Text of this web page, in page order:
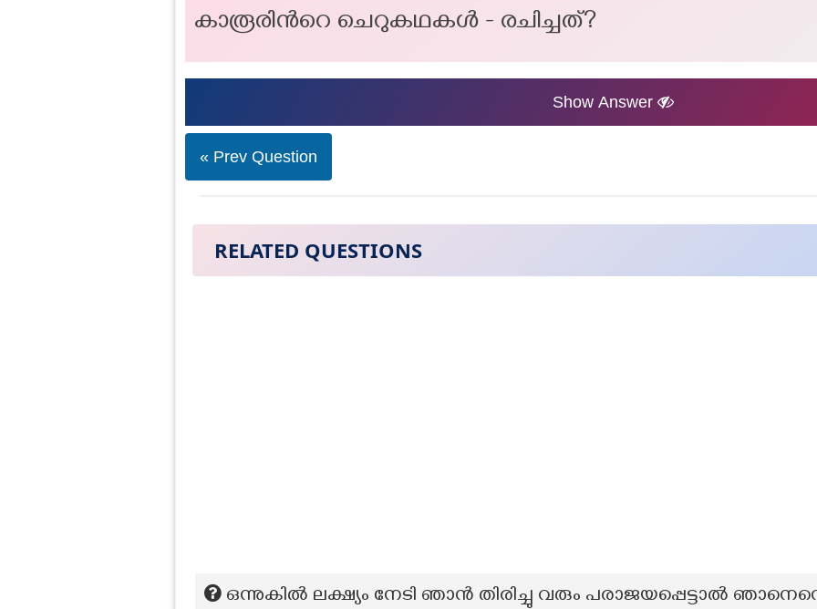
കാരൂരിന്‍റെ ചെറുകഥകള്‍ - രചിച്ചത്?
Show Answer
« Prev Question
RELATED QUESTIONS
ഒന്നുകിൽ ലക്ഷ്യം നേടി ഞാൻ തിരിച്ചു വരും പരാജയപ്പെട്ടാൽ